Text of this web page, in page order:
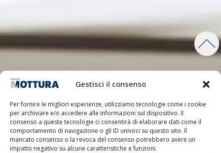
Gestisci il consenso
Per fornire le migliori esperienze, utilizziamo tecnologie come i cookie
per archiviare e/o accedere alle informazioni sul dispositivo. Il
consenso a queste tecnologie ci consentirà di elaborare dati come il
comportamento di navigazione o gli ID univoci su questo sito. Il
mancato consenso o la revoca del consenso potrebbero avere un
impatto negativo su alcune caratteristiche e funzioni.